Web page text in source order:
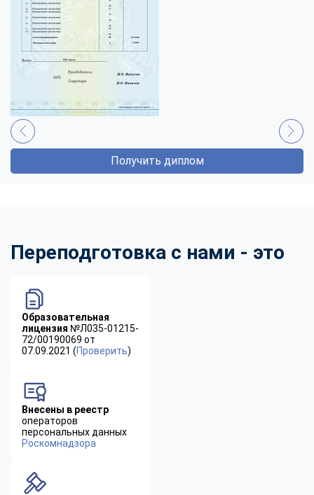
Получить диплом
Переподготовка с нами - это
Образовательная
лицензия №Л035-01215-
72/00190069 от
07.09.2021 (Проверить)
Внесены в реестр
операторов
персональных данных
Роскомнадзора